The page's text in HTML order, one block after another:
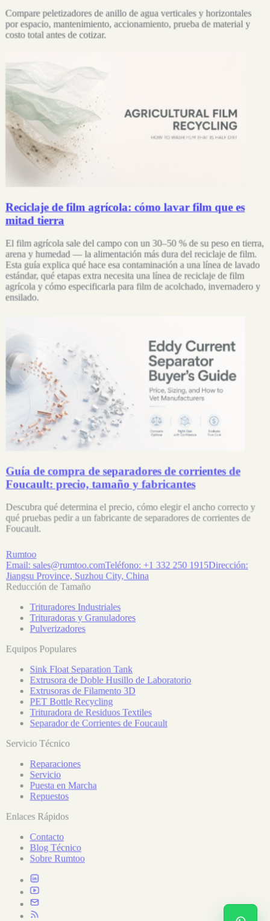
Compare peletizadores de anillo de agua verticales y horizontales
por espacio, mantenimiento, accionamiento, prueba de material y
costo total antes de cotizar.
Reciclaje de film agrícola: cómo lavar film que es
mitad tierra
El film agrícola sale del campo con un 30–50 % de su peso en tierra,
arena y humedad — la alimentación más dura del reciclaje de film.
Esta guía explica qué hace esa contaminación a una línea de lavado
estándar, qué etapas extra necesita una línea de reciclaje de film
agrícola y cómo especificarla para film de acolchado, invernadero y
ensilado.
Guía de compra de separadores de corrientes de
Foucault: precio, tamaño y fabricantes
Descubra qué determina el precio, cómo elegir el ancho correcto y
qué pruebas pedir a un fabricante de separadores de corrientes de
Foucault.
Rumtoo
Email: sales@rumtoo.comTeléfono: +1 332 250 1915Dirección:
Jiangsu Province, Suzhou City, China
Reducción de Tamaño
Trituradores Industriales
Trituradoras y Granuladores
Pulverizadores
Equipos Populares
Sink Float Separation Tank
Extrusora de Doble Husillo de Laboratorio
Extrusoras de Filamento 3D
PET Bottle Recycling
Trituradora de Residuos Textiles
Separador de Corrientes de Foucault
Servicio Técnico
Reparaciones
Servicio
Puesta en Marcha
Repuestos
Enlaces Rápidos
Contacto
Blog Técnico
Sobre Rumtoo